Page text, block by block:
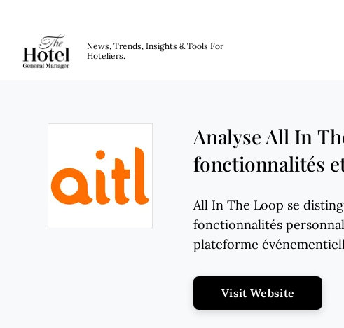
News, Trends, Insights & Tools For
Hoteliers.
Analyse All In
fonctionnalités
All In The Loop se
fonctionnalités
plateforme
Visit Website